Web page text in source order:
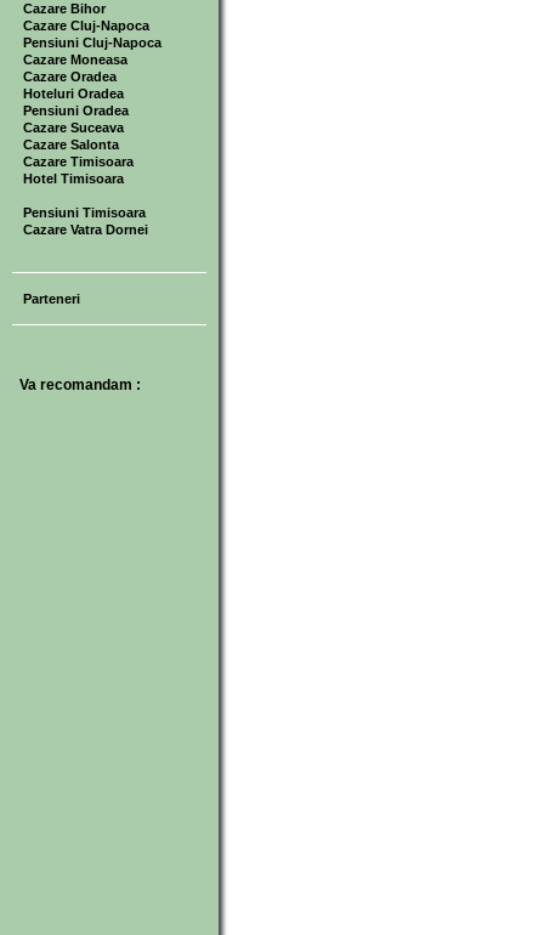
Cazare Bihor
Cazare Cluj-Napoca
Pensiuni Cluj-Napoca
Cazare Moneasa
Cazare Oradea
Hoteluri Oradea
Pensiuni Oradea
Cazare Suceava
Cazare Salonta
Cazare Timisoara
Hotel Timisoara
Pensiuni Timisoara
Cazare Vatra Dornei
Parteneri
Va recomandam :